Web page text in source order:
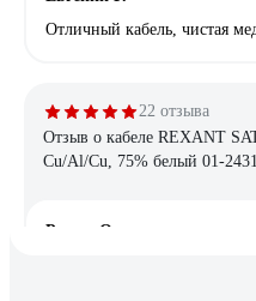
Отличный кабель, чистая
22 отзыва
Отзыв о кабеле REXANT
Cu/Al/Cu, 75% белый 01-
Роман О.